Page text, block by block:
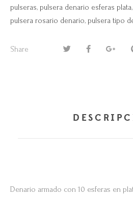
pulseras, pulsera denario esferas plata,
pulsera rosario denario, pulsera tipo
Share
Denario armado con 10 esferas en